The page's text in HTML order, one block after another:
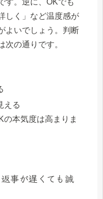
す。逆に、OKでも
しく」など温度感が
よいでしょう。判断
次の通りです。
える
の本気度は高まりま
事が遅くても誠